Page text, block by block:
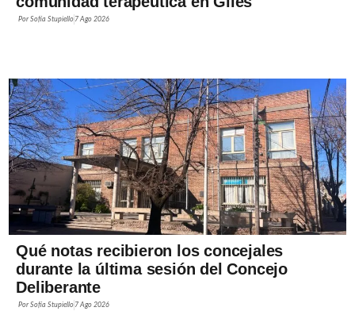
PorSofía Stupiello 7 Ago 2026
Qué notas recibieron los concejales
durante la última sesión del Concejo
Deliberante
PorSofía Stupiello 7 Ago 2026